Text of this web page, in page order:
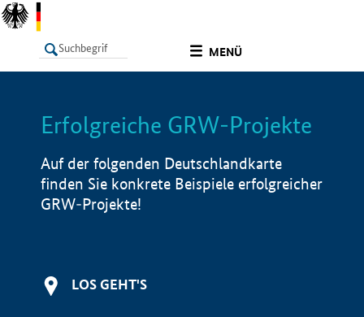
MENÜ
LISTE Info
Erfolgreiche GRW-Projekte
Auf der folgenden Deutschlandkarte
finden Sie konkrete Beispiele erfolgreicher
GRW-Projekte!
LOS GEHT'S